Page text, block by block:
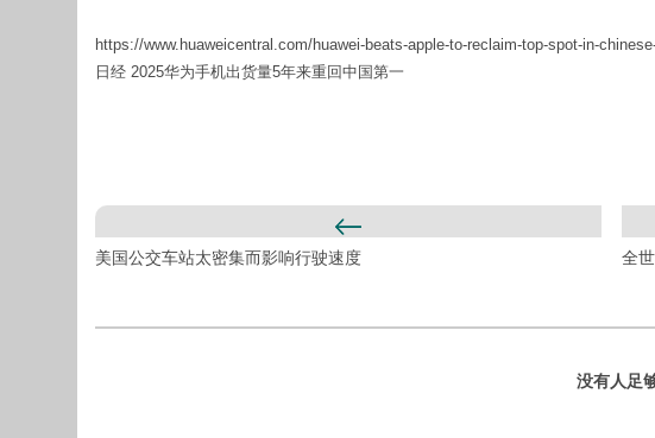
https://www.huaweicentral.com/huawei-beats-apple-to-reclaim-top-spot-in-
日经 2025华为手机出货量5年来重回中国第一
美国公交车站太密集而影响行驶速度 全
没有人足